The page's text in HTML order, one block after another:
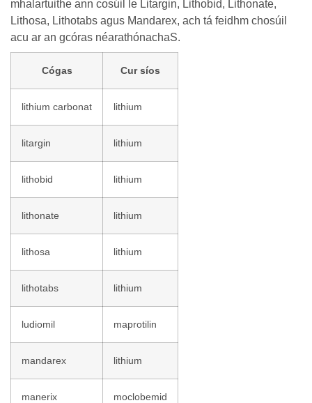
mhalartuithe ann cosúil le Litargin, Lithobid, Lithonate,
Lithosa, Lithotabs agus Mandarex, ach tá feidhm chosúil
acu ar an gcóras néarathónachaS.
Cógas Cur síos
lithium carbonat lithium
litargin lithium
lithobid lithium
lithonate lithium
lithosa lithium
lithotabs lithium
ludiomil maprotilin
mandarex lithium
manerix moclobemid